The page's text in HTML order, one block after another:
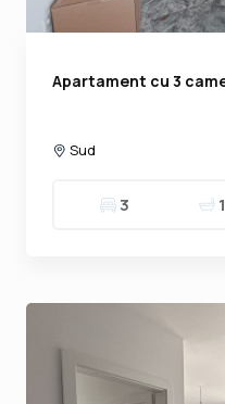
Apartament cu 3
Sud
3 1